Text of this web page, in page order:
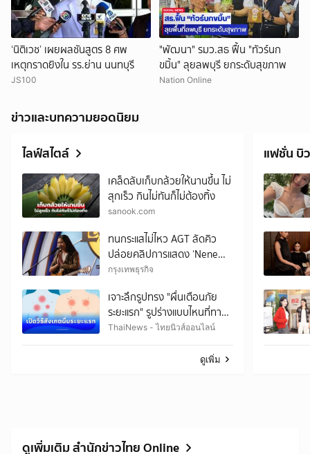
‘นิติเวช’ เผยผลชันสูตร 8 ศพ
เหตุกราดยิงใน รร.ย่าน นนทบุรี
JS100
"พัฒนา" รมว.สธ ฟื้น "ทัวร์นก
ขมิ้น" ลุยลพบุรี ยกระดับสุขภาพ
Nation Online
ข่าวและบทความยอดนิยม
ไลฟ์สไตล์
เคล็ดลับเก็บกล้วยให้นานขึ้น ไม่
สุกเร็ว กินไม่ทันก็ไม่ต้องทิ้ง
sanook.com
ทนกระแสไม่ไหว AGT ลัดคิว
ปล่อยคลิปการแสดง ‘Nene
Royal’ ก่อนกำหนด
กรุงเทพธุรกิจ
เจาะลึกรูปทรง "ผื่นเตือนภัย
ระยะแรก" รูปร่างแบบไหนที่ทาง
การแพทย์แนะให้ตรวจด่วน
ThaiNews - ไทยนิวส์ออนไลน์
ดูเพิ่ม
แฟชั่น บิ
ดูเพิ่มเติม สำนักข่าวไทย Online